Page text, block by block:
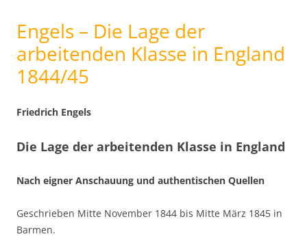
Engels – Die Lage der
arbeitenden Klasse in England
1844/45
Friedrich Engels
Die Lage der arbeitenden Klasse in England
Nach eigner Anschauung und authentischen Quellen
Geschrieben Mitte November 1844 bis Mitte März 1845 in
Barmen.